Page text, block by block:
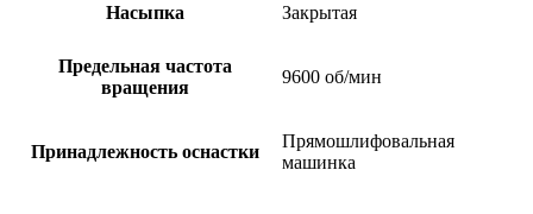
Насыпка Закрытая
Предельная частота
вращения
9600 об/мин
Принадлежность оснастки
Прямошлифовальная
машинка